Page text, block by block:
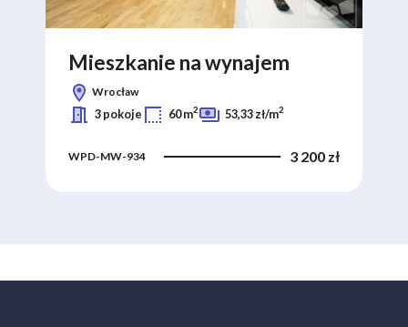
Mieszkanie na wynajem
Wrocław
3 pokoje 60 m2 53,33 zł/m2
WPD-MW-934 3 200 zł